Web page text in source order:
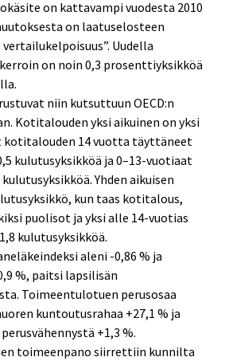
on kattavampi vuodesta 2010
on laatuselosteen
Uudella
on noin 0,3 prosenttiyksikköä
niin kutsuttuun OECD:n
Kotitalouden yksi aikuinen on yksi
kotitalouden 14 vuotta täyttäneet
kulutusyksikköä ja 0–13-vuotiaat
Yhden aikuisen
kun taas kotitalous,
puolisot ja yksi alle 14-vuotias
kulutusyksikköä.
aleni -0,86 % ja
%, paitsi lapsilisän
Toimeentulotuen perusosaa
kuntoutusrahaa +27,1 % ja
+1,3 %.
toimeenpano siirrettiin kunnilta